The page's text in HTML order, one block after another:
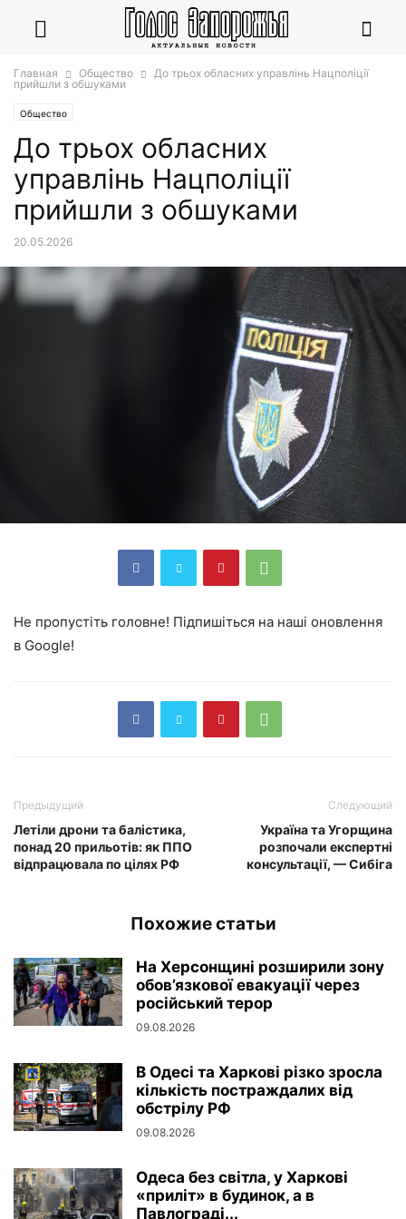
Главная Общество
До трьох обласних управлінь Нацполіції
прийшли з обшуками
Общество
До трьох обласних
управлінь Нацполіції
прийшли з обшуками
20.05.2026
Не пропустіть головне! Підпишіться на наші оновлення
в Google!
Предыдущий
Летіли дрони та балістика,
понад 20 прильотів: як ППО
відпрацювала по цілях РФ
Следующий
Україна та Угорщина
розпочали експертні
консультації, — Сибіга
Похожие статьи
На Херсонщині розширили зону
обов’язкової евакуації через
російський терор
09.08.2026
В Одесі та Харкові різко зросла
кількість постраждалих від
обстрілу РФ
09.08.2026
Одеса без світла, у Харкові
«приліт» в будинок, а в
Павлограді...